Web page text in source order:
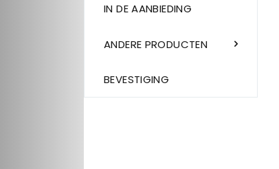
IN DE AANBIEDING
ANDERE PRODUCTEN
BEVESTIGING